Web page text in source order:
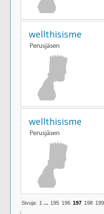
wellthisisme
wellthisisme
Sivuja: 1 ... 195 196 197 198 199